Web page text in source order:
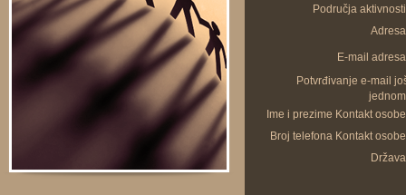
Područja
E-mail
Potvrđivanje e-mail
Ime i prezime Kontakt
Broj telefona Kontakt